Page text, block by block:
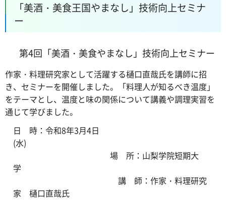
「美酒・美食王国やまなし」技術向上セミナ
ー
第4回「美酒・美食やまなし」技術向上セミナー
作家・料理研究家として活躍する樋口直哉氏を講師に招
き、セミナーを開催しました。「料理人が知るべき温度」
をテーマとし、温度と味の関係について講義や調理実習を
通じて学びました。
日 時：令和8年3月4日
(水)
場 所：山梨学院短期大
学
講 師：作家・料理研究
家 樋口直哉氏